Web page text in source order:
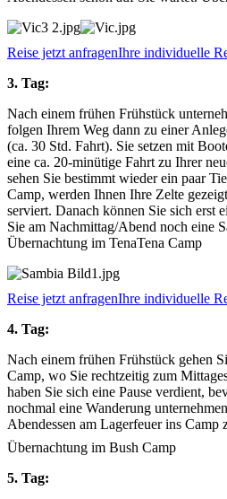
Reise jetzt anfragenIhre individuelle
3. Tag:
Nach einem frühen Frühstück
folgen Ihrem Weg dann zu einer
(ca. 30 Std. Fahrt). Sie setzen mit
eine ca. 20-minütige Fahrt zu Ihrer
sehen Sie bestimmt wieder ein paar
Camp, werden Ihnen Ihre Zelte
serviert. Danach können Sie sich erst
Sie am Nachmittag/Abend noch eine
Übernachtung im TenaTena Camp
Reise jetzt anfragenIhre individuelle
4. Tag:
Nach einem frühen Frühstück gehen
Camp, wo Sie rechtzeitig zum
haben Sie sich eine Pause verdient,
nochmal eine Wanderung
Abendessen am Lagerfeuer ins Camp
Übernachtung im Bush Camp
5. Tag: